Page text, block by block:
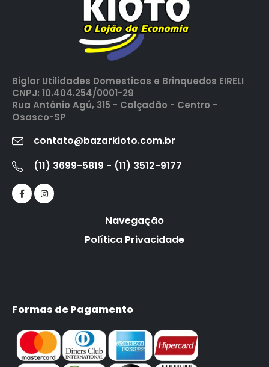
Biglar Utilidades Domesticas e Brinquedos EIRELI
CNPJ: 10.404.254/0001-29
Rua Antônio Agú, 315 - Calçadão - Centro -
Osasco-SP
contato@bazarkioto.com.br
(11) 3699-5819 - (11) 3512-9177
Navegação
Política Privacidade
Formas de Pagamento